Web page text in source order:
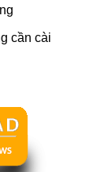
cần cài